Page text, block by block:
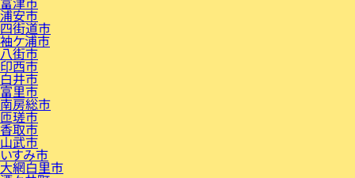
浦安市
四街道市
袖ケ浦市
八街市
印西市
白井市
富里市
南房総市
匝瑳市
香取市
山武市
いすみ市
大網白里市